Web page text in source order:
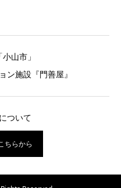
山市」
ン施設『門善屋』
ついて
ちらから